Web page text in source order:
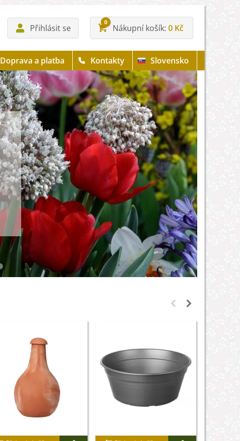
Přihlásit se
0
Nákupní košík 0 Kč
Doprava a platba Kontakty Slovensko